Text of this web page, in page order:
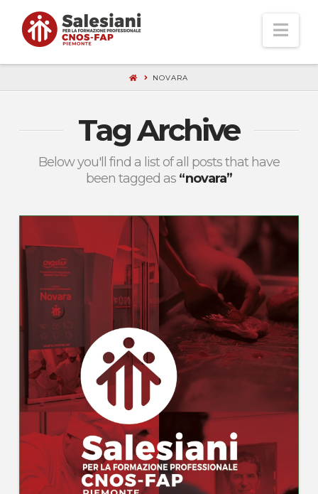
NOVARA
Tag Archive
Below you'll find a list of all posts that have
been tagged as “novara”